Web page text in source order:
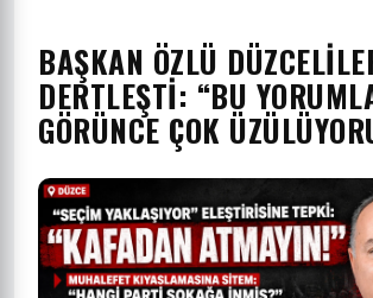
BAŞKAN ÖZLÜ
DERTLEŞTİ: “BU
GÖRÜNCE ÇOK